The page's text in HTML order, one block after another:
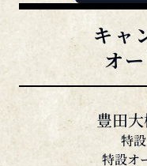
キャ
オ
豊田
特
特設